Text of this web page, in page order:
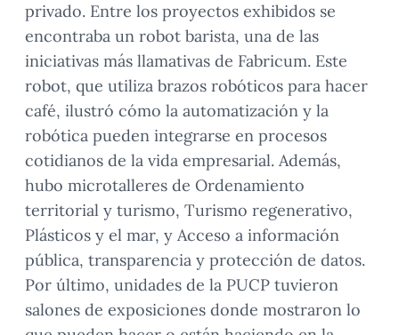
privado. Entre los proyectos exhibidos se
encontraba un robot barista, una de las
iniciativas más llamativas de Fabricum. Este
robot, que utiliza brazos robóticos para hacer
café, ilustró cómo la automatización y la
robótica pueden integrarse en procesos
cotidianos de la vida empresarial. Además,
hubo microtalleres de Ordenamiento
territorial y turismo, Turismo regenerativo,
Plásticos y el mar, y Acceso a información
pública, transparencia y protección de datos.
Por último, unidades de la PUCP tuvieron
salones de exposiciones donde mostraron lo